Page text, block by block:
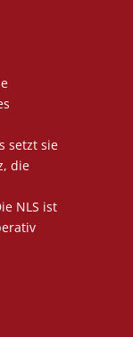
setzt sie
die
NLS ist